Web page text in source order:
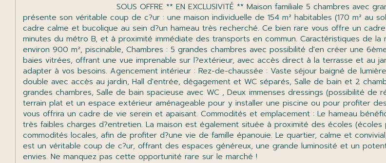
                                SOUS OFFRE ** EN EXCLUSIVITÉ ** Maison familiale 5 chambres avec grand terrain et garage ? Saint-Genis-Laval Val You And Home vous
présente son véritable coup de c?ur : une maison individuelle de 154 m² habitables (170 m² au
cadre calme et bucolique au sein d?un hameau très recherché. Ce bien rare vous offre un
minutes du métro B, et à proximité immédiate des transports en commun. Caractéristiques de la
environ 900 m², piscinable, Chambres : 5 grandes chambres avec possibilité d'en créer une
baies vitrées, offrant une vue imprenable sur l?extérieur, avec accès direct à la terrasse et au
adapter à vos besoins. Agencement intérieur : Rez-de-chaussée : Vaste séjour baigné de
double avec accès au jardin, Hall d'entrée, dégagement et WC séparés, Salle de bain et 2
grandes chambres, Salle de bain spacieuse avec WC , Deux immenses dressings (possibilité de
terrain plat et un espace extérieur aménageable pour y installer une piscine ou pour profiter
vous offrira un cadre de vie serein et apaisant. Commodités et emplacement : Le hameau
très faibles charges d?entretien. La maison est également située à proximité des écoles
commodités locales, afin de profiter d?une vie de famille épanouie. Le quartier, calme et
est un véritable coup de c?ur, offrant des espaces généreux, une grande luminosité et un
envies. Ne manquez pas cette opportunité rare sur le marché !